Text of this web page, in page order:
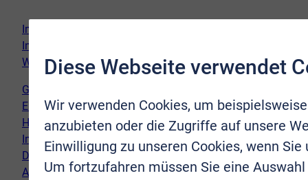
Immobilie verkaufen
Immobilie kaufen
Wir vor Ort
Genderhinweis
Erklärung zur Barrierefreiheit
Hinweispflicht Newsletter
Impressum
Datenschutz
AGB
Diese Webseite verwendet
Wir verwenden Cookies, um
anzubieten oder die Zugriffe auf unsere
Einwilligung zu unseren Cookies, wenn
Um fortzufahren müssen Sie eine